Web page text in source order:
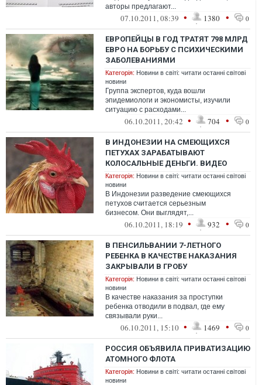
авторы предлагают...
07.10.2011, 08:39 • 1380 • 0
ЕВРОПЕЙЦЫ В ГОД ТРАТЯТ 798 МЛРД
ЕВРО НА БОРЬБУ С ПСИХИЧЕСКИМИ
ЗАБОЛЕВАНИЯМИ
Категорія: Новини в світі: читати останні світові
новини
Группа экспертов, куда вошли
эпидемиологи и экономисты, изучили
ситуацию с расходами...
06.10.2011, 20:42 • 704 • 0
В ИНДОНЕЗИИ НА СМЕЮЩИХСЯ
ПЕТУХАХ ЗАРАБАТЫВАЮТ
КОЛОСАЛЬНЫЕ ДЕНЬГИ. ВИДЕО
Категорія: Новини в світі: читати останні світові
новини
В Индонезии разведение смеющихся
петухов считается серьезным
бизнесом. Они выглядят,...
06.10.2011, 18:19 • 932 • 0
В ПЕНСИЛЬВАНИИ 7-ЛЕТНОГО
РЕБЕНКА В КАЧЕСТВЕ НАКАЗАНИЯ
ЗАКРЫВАЛИ В ГРОБУ
Категорія: Новини в світі: читати останні світові
новини
В качестве наказания за проступки
ребенка отводили в подвал, где ему
связывали руки...
06.10.2011, 15:10 • 1469 • 0
РОССИЯ ОБЪЯВИЛА ПРИВАТИЗАЦИЮ
АТОМНОГО ФЛОТА
Категорія: Новини в світі: читати останні світові
новини